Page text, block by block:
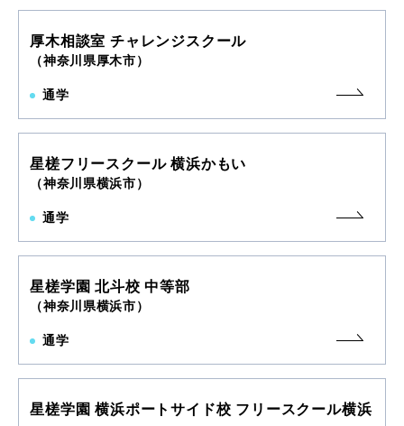
厚木相談室 チャレンジスクール
（神奈川県厚木市）
通学
星槎フリースクール 横浜かもい
（神奈川県横浜市）
通学
星槎学園 北斗校 中等部
（神奈川県横浜市）
通学
星槎学園 横浜ポートサイド校 フリースクール横浜